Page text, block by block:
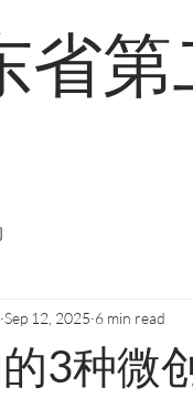
省
3种微
Sep 12, 2025 6 min read